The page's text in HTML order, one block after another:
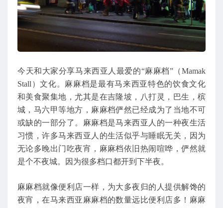
今天和大家分享马来西亚人最爱的“麻麻档”（Mamak
Stall）文化。麻麻档是最有马来西亚特色的饮食文化
和美食聚集地，尤其是在吉隆坡，八打灵，巴生，槟
城，马六甲等地方，麻麻档俨然已经成为了当地不可
或缺的一部分了。麻麻档是马来西亚人的一种夜生活
习惯，许多马来西亚人的生活似乎与睡眠无关，因为
无论多晚出门吃夜宵，麻麻档依旧热闹喧哗，俨然就
是个不夜城。因为很多档口都开到下半夜。
麻麻档就像便利店一样，为大多夜归的人提供解馋的
夜宵，在马来西亚麻麻档的数量远比便利店多！麻麻